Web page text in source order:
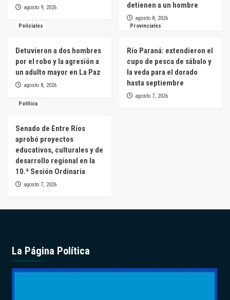
agosto 9, 2026 detienen a un hombre
agosto 8, 2026
Policiales
Detuvieron a dos hombres
por el robo y la agresión a
un adulto mayor en La Paz
agosto 8, 2026
Provinciales
Río Paraná: extendieron el
cupo de pesca de sábalo y
la veda para el dorado
hasta septiembre
agosto 7, 2026
Política
Senado de Entre Ríos
aprobó proyectos
educativos, culturales y de
desarrollo regional en la
10.ª Sesión Ordinaria
agosto 7, 2026
La Página Política